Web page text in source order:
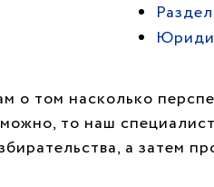
о том насколько
то наш
а затем